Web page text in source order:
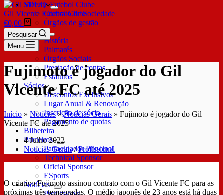
SDUQ
Contrato de Sociedade
Órgãos de gestão
Clube
História
Palmarés
Órgãos Sociais
Prestação de contas
Estatutos
Sócios
Descontos Exclusivos
Lugar Anual & Renovação
Inscrição de sócio
Pagamento de quotas
Bilheteira
Parceiros
Patrocinador Principal
Technical Sponsor
Oficial Sponsor
ESports
Notícias
Profissional
Gil Vicente Futebol Clube
€0,00
Pesquisar
Menu
Fujimoto é jogador do Gil
Vicente FC até 2025
Início » Notícias»Notícias Gerais » Fujimoto é jogador do Gil
Vicente FC até 2025
4 Julho 2022
Notícias Gerais/Profissional
O criativo Fujimoto assinou contrato com o Gil Vicente FC para as
próximas três temporadas. O médio japonês de 23 anos está há duas